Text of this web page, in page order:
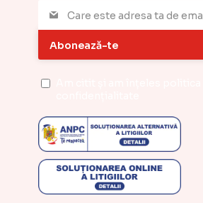
Abonează-te